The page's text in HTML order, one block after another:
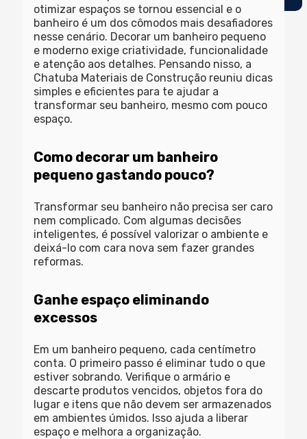
otimizar espaços se tornou essencial e o
banheiro é um dos cômodos mais desafiadores
nesse cenário. Decorar um banheiro pequeno
e moderno exige criatividade, funcionalidade
e atenção aos detalhes. Pensando nisso, a
Chatuba Materiais de Construção reuniu dicas
simples e eficientes para te ajudar a
transformar seu banheiro, mesmo com pouco
espaço.
Como decorar um banheiro
pequeno gastando pouco?
Transformar seu banheiro não precisa ser caro
nem complicado. Com algumas decisões
inteligentes, é possível valorizar o ambiente e
deixá-lo com cara nova sem fazer grandes
reformas.
Ganhe espaço eliminando
excessos
Em um banheiro pequeno, cada centímetro
conta. O primeiro passo é eliminar tudo o que
estiver sobrando. Verifique o armário e
descarte produtos vencidos, objetos fora do
lugar e itens que não devem ser armazenados
em ambientes úmidos. Isso ajuda a liberar
espaço e melhora a organização.